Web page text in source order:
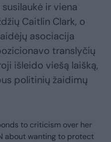
ir viena
Caitlin Clark, o
asociacija
translyčių
išleido viešą laišką,
politinių žaidimų
to criticism over her
about wanting to protect